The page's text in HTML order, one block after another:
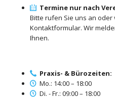
Termine nur nach
Bitte rufen Sie uns an
Kontaktformular. Wir
Ihnen.
Praxis- & Bürozeiten:
Mo.: 14:00 – 18:00
Di. - Fr.: 09:00 – 18:00